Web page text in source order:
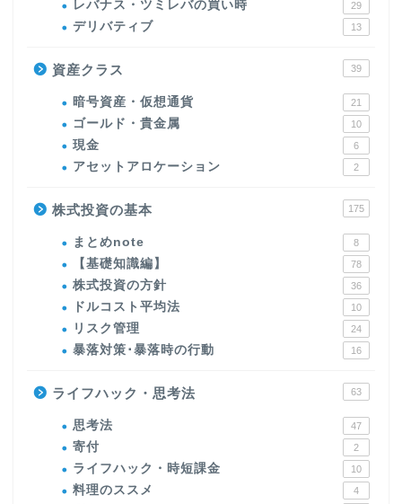
レバナス・ツミレバの買い時 29
デリバティブ 13
資産クラス 39
暗号資産・仮想通貨 21
ゴールド・貴金属 10
現金 6
アセットアロケーション 2
株式投資の基本 175
まとめnote 8
【基礎知識編】 78
株式投資の方針 36
ドルコスト平均法 10
リスク管理 24
暴落対策･暴落時の行動 16
ライフハック・思考法 63
思考法 47
寄付 2
ライフハック・時短課金 10
料理のススメ 4